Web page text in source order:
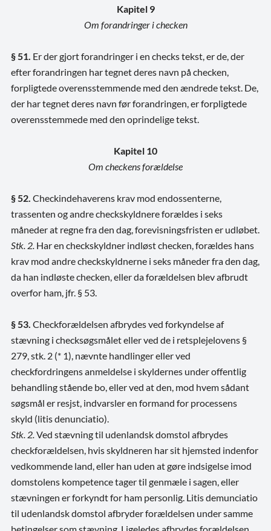
Kapitel 9
Om forandringer i checken
§ 51. Er der gjort forandringer i en checks tekst, er de, der
efter forandringen har tegnet deres navn på checken,
forpligtede overensstemmende med den ændrede tekst. De,
der har tegnet deres navn før forandringen, er forpligtede
overensstemmede med den oprindelige tekst.
Kapitel 10
Om checkens forældelse
§ 52. Checkindehaverens krav mod endossenterne,
trassenten og andre checkskyldnere forældes i seks
måneder at regne fra den dag, forevisningsfristen er udløbet.
Stk. 2. Har en checkskyldner indløst checken, forældes hans
krav mod andre checkskyldnerne i seks måneder fra den dag,
da han indløste checken, eller da forældelsen blev afbrudt
overfor ham, jfr. § 53.
§ 53. Checkforældelsen afbrydes ved forkyndelse af
stævning i checksøgsmålet eller ved de i retsplejelovens §
279, stk. 2 (* 1), nævnte handlinger eller ved
checkfordringens anmeldelse i skyldernes under offentlig
behandling stående bo, eller ved at den, mod hvem sådant
søgsmål er resjst, indvarsler en formand for processens
skyld (litis denunciatio).
Stk. 2. Ved stævning til udenlandsk domstol afbrydes
checkforældelsen, hvis skyldneren har sit hjemsted indenfor
vedkommende land, eller han uden at gøre indsigelse imod
domstolens kompetence tager til genmæle i sagen, eller
stævningen er forkyndt for ham personlig. Litis demunciatio
til udenlandsk domstol afbryder forældelsen under samme
betingelser som stævning. Ligeledes afbrydes forældelsen